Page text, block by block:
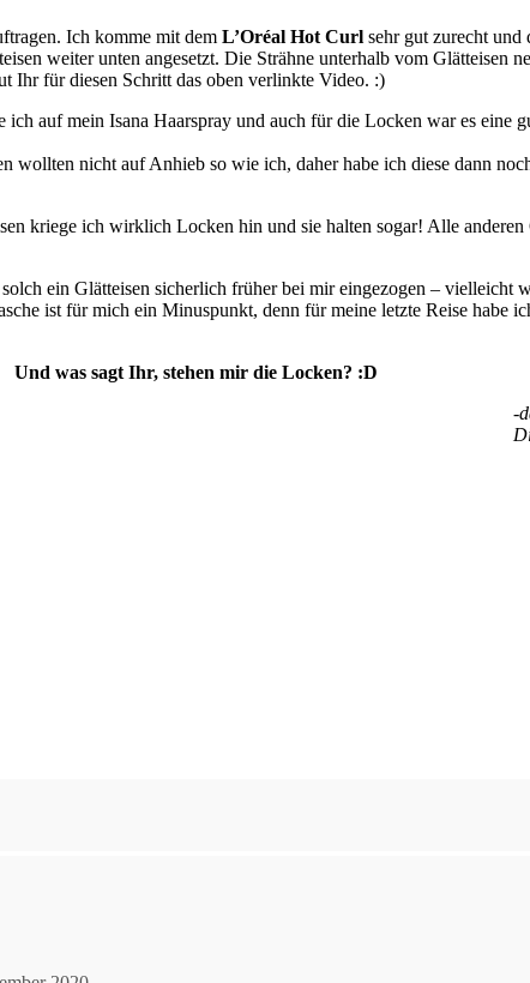
Ich komme mit dem L’Oréal Hot Curl sehr gut zurecht
weiter unten angesetzt. Die Strähne unterhalb vom Glätteisen
Ihr für diesen Schritt das oben verlinkte Video. :)
ich auf mein Isana Haarspray und auch für die Locken war es eine
wollten nicht auf Anhieb so wie ich, daher habe ich diese dann
kriege ich wirklich Locken hin und sie halten sogar! Alle
ein Glätteisen sicherlich früher bei mir eingezogen – vielleicht
ist für mich ein Minuspunkt, denn für meine letzte Reise habe
Und was sagt Ihr, stehen mir die Locken? :D
-